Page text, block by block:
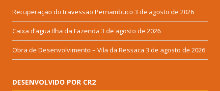
Recuperação do travessão Pernambuco 3 de agosto de 2026
Caixa d’agua Ilha da Fazenda 3 de agosto de 2026
Obra de Desenvolvimento – Vila da Ressaca 3 de agosto de 2026
DESENVOLVIDO POR CR2